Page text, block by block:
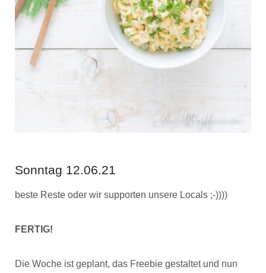
Sonntag 12.06.21
beste Reste oder wir supporten unsere Locals ;-))))
FERTIG!
Die Woche ist geplant, das Freebie gestaltet und nun